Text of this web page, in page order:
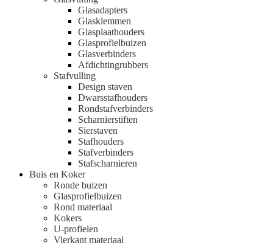
Glasadapters
Glasklemmen
Glasplaathouders
Glasprofielbuizen
Glasverbinders
Afdichtingrubbers
Stafvulling
Design staven
Dwarsstafhouders
Rondstafverbinders
Scharnierstiften
Sierstaven
Stafhouders
Stafverbinders
Stafscharnieren
Buis en Koker
Ronde buizen
Glasprofielbuizen
Rond materiaal
Kokers
U-profielen
Vierkant materiaal